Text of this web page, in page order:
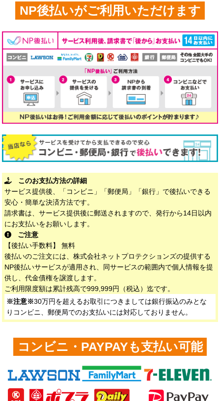
NP後払いがご利用いただけます
このお支払方法の詳細
サービス提供後、「コンビニ」「郵便局」「銀行」で後払いできる
安心・簡単な決済方法です。
請求書は、サービス提供後に郵送されますので、発行から14日以内
にお支払いをお願いします。
ご注意
【後払い手数料】 無料
後払いのご注文には、株式会社ネットプロテクションズの提供する
NP後払いサービスが適用され、同サービスの範囲内で個人情報を提
供し、代金債権を譲渡します。
ご利用限度額は累計残高で999,999円（税込）迄です。
※注意※30万円を超えるお取引につきましては銀行振込のみとな
りコンビニ、郵便局でのお支払いには対応しておりません。
コンビニ・PAYPAYも支払い可能